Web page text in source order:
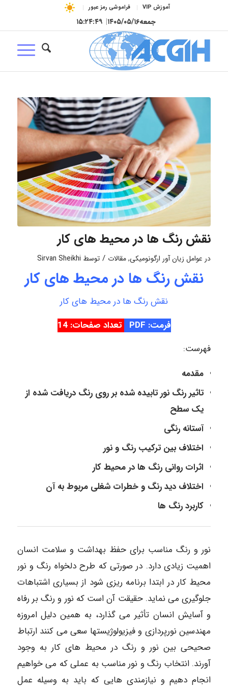
آموزش VIP فراموشی رمز عبور
جمعه۱۴۰۵/۰۵/۱۶| ۱۵:۲۴:۵۰
نقش رنگ ها در محیط های کار
در عوامل زیان آور ارگونومیکی,مقالات / توسط Sirvan Sheikhi
نقش رنگ ها در محیط های کار
نقش رنگ ها در محیط های کار
فرمت: PDF
تعداد صفحات: 14
فهرست:
مقدمه
تاثیر رنگ نور تابیده شده بر روی رنگ دریافت شده از
یک سطح
آستانه رنگی
اختلاف بین ترکیب رنگ و نور
اثرات روانی رنگ ها در محیط کار
اختلاف دید رنگ و خطرات شغلی مربوط به آن
کاربرد رنگ ها
نور و رنگ مناسب برای حفظ بهداشت و سلامت انسان
اهمیت زیادی دارد. در صورتی که طرح دلخواه رنگ و نور
محیط کار در ابتدا برنامه ریزی شود از بسیاری اشتباهات
جلوگیری می نماید. حقیقت آن است که نور و رنگ بر رفاه
و آسایش انسان تأثیر می گذارد، به همین دلیل امروزه
مهندسین نورپردازی و فیزیولوژیستها سعی می کنند ارتباط
صحیحی بین نور و رنگ در محیط های کار به وجود
آورند. انتخاب رنگ و نور مناسب به عملی که می خواهیم
انجام دهیم و نیازمندی هایی که باید به وسیله عمل